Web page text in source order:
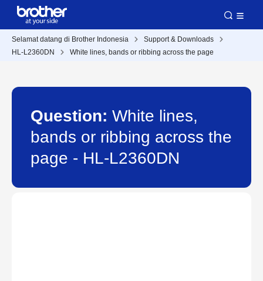
Selamat datang di Brother Indonesia
Support & Downloads
HL-L2360DN
White lines, bands or ribbing across the page
Question: White lines,
bands or ribbing across the
page - HL-L2360DN